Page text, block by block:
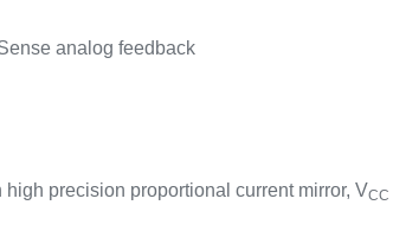
analog feedback
precision proportional current mirror, VCC